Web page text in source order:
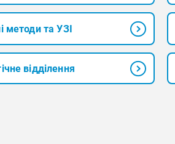
методи та УЗІ
відділення